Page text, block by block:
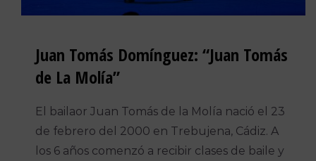
Juan Tomás Domínguez: “Juan Tomás
de La Molía”
El bailaor Juan Tomás de la Molía nació el 23
de febrero del 2000 en Trebujena, Cádiz. A
los 6 años comenzó a recibir clases de baile y